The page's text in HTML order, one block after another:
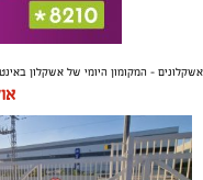
אשקלונים - המקומון היומי של אשקלון